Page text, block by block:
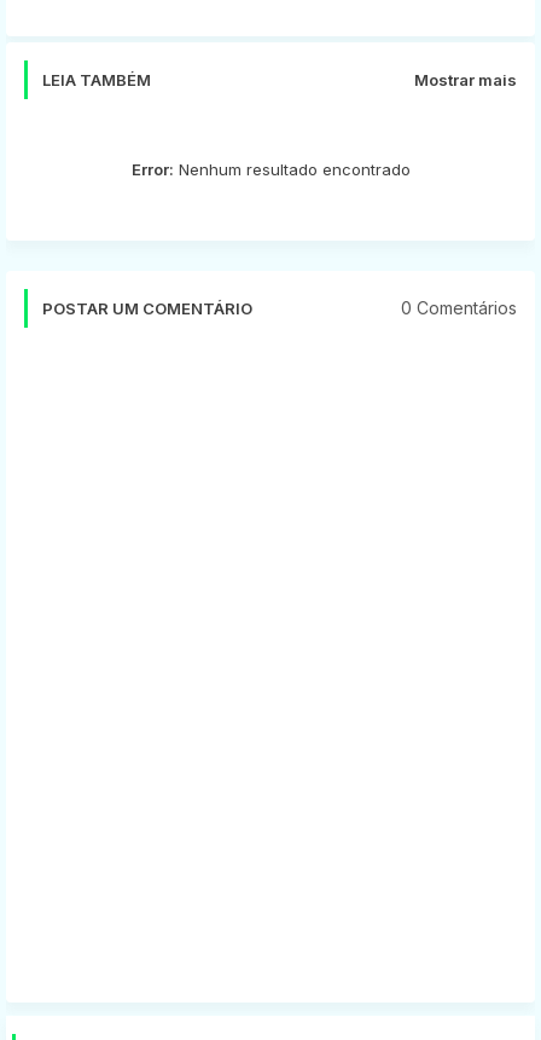
LEIA TAMBÉM Mostrar mais
Error: Nenhum resultado encontrado
POSTAR UM COMENTÁRIO 0 Comentários